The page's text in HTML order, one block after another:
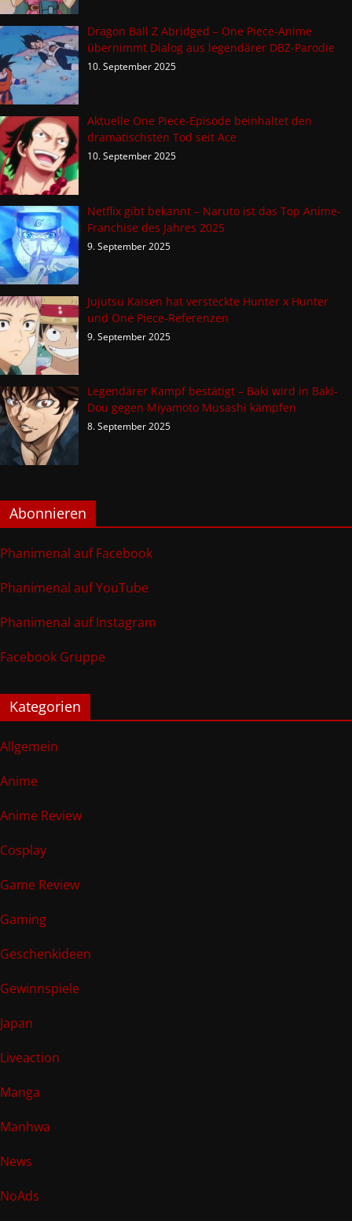
Dragon Ball Z Abridged – One Piece-Anime
übernimmt Dialog aus legendärer DBZ-Parodie
10. September 2025
Aktuelle One Piece-Episode beinhaltet den
dramatischsten Tod seit Ace
10. September 2025
Netflix gibt bekannt – Naruto ist das Top Anime-
Franchise des Jahres 2025
9. September 2025
Jujutsu Kaisen hat versteckte Hunter x Hunter
und One Piece-Referenzen
9. September 2025
Legendärer Kampf bestätigt – Baki wird in Baki-
Dou gegen Miyamoto Musashi kämpfen
8. September 2025
Abonnieren
Phanimenal auf Facebook
Phanimenal auf YouTube
Phanimenal auf Instagram
Facebook Gruppe
Kategorien
Allgemein
Anime
Anime Review
Cosplay
Game Review
Gaming
Geschenkideen
Gewinnspiele
Japan
Liveaction
Manga
Manhwa
News
NoAds